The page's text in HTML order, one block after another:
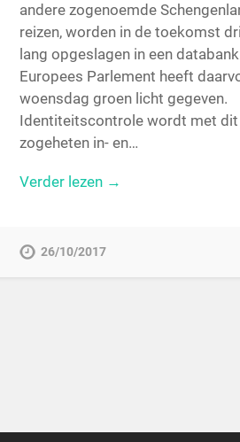
andere zogenoemde
reizen, worden in de toekomst
lang opgeslagen in een
Europees Parlement heeft
woensdag groen licht gegeven.
Identiteitscontrole wordt met dit
zogeheten in- en…
Verder lezen →
26/10/2017